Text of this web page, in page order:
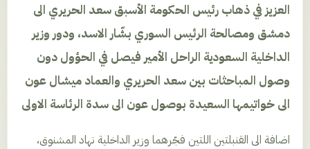
العزيز في ذهاب رئيس الحكومة الأسبق سعد الحريري الى
دمشق ومصالحة الرئيس السوري بشّار الاسد، ودور وزير
الداخلية السعودية الراحل الأمير فيصل في الحؤول دون
وصول المباحثات بين سعد الحريري والعماد ميشال عون
الى خواتيمها السعيدة بوصول عون الى سدة الرئاسة الاولى
اضافة الى القنبلتين اللتين فجّرهما وزير الداخلية نهاد المشنوق،